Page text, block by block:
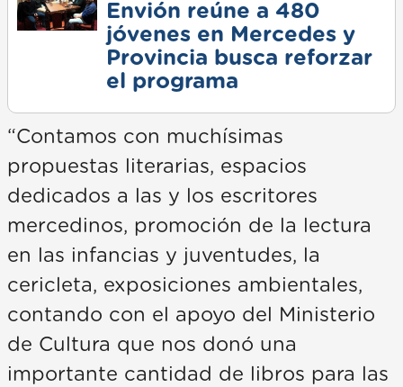
Envión reúne a 480
jóvenes en Mercedes y
Provincia busca reforzar
el programa
“Contamos con muchísimas
propuestas literarias, espacios
dedicados a las y los escritores
mercedinos, promoción de la lectura
en las infancias y juventudes, la
cericleta, exposiciones ambientales,
contando con el apoyo del Ministerio
de Cultura que nos donó una
importante cantidad de libros para las